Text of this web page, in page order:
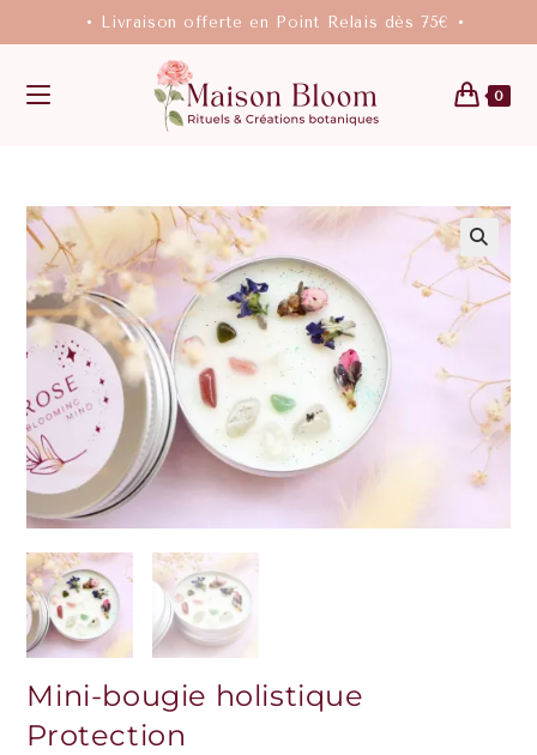
• Livraison offerte en Point Relais dès 75€ •
0
Mini-bougie holistique
Protection